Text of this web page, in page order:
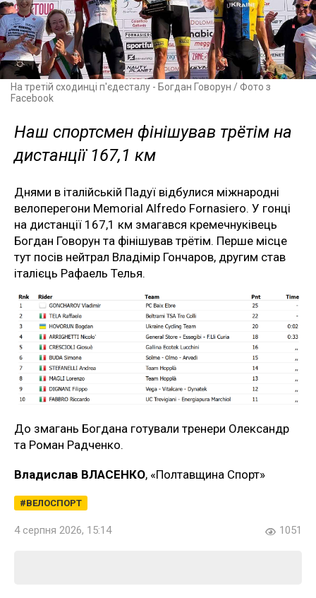
На третій сходинці п'єдесталу - Богдан Говорун / Фото з
Facebook
Наш спортсмен фінішував трётім на
дистанції 167,1 км
Днями в італійській Падуї відбулися міжнародні
велоперегони Memorial Alfredo Fornasiero. У гонці
на дистанції 167,1 км змагався кремечнуківець
Богдан Говорун та фінішував трётім. Перше місце
тут посів нейтрал Владімір Гончаров, другим став
італієць Рафаель Телья.
До змагань Богдана готували тренери Олександр
та Роман Радченко.
Владислав ВЛАСЕНКО, «Полтавщина Спорт»
ВЕЛОСПОРТ
4 серпня 2026, 15:14 1051